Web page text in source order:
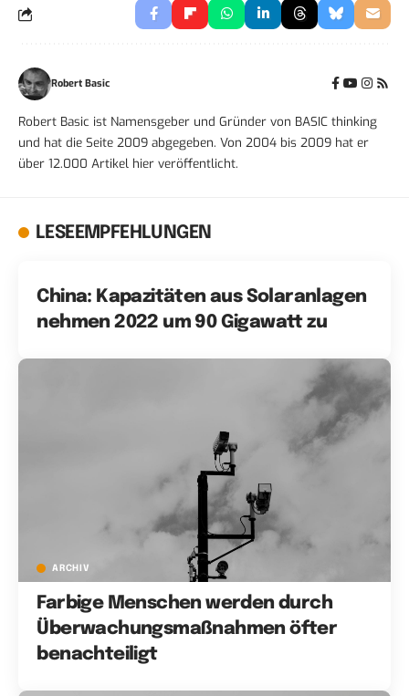
Robert Basic
Robert Basic ist Namensgeber und Gründer von BASIC thinking
und hat die Seite 2009 abgegeben. Von 2004 bis 2009 hat er
über 12.000 Artikel hier veröffentlicht.
LESEEMPFEHLUNGEN
China: Kapazitäten aus Solaranlagen
nehmen 2022 um 90 Gigawatt zu
ARCHIV
Farbige Menschen werden durch
Überwachungsmaßnahmen öfter
benachteiligt